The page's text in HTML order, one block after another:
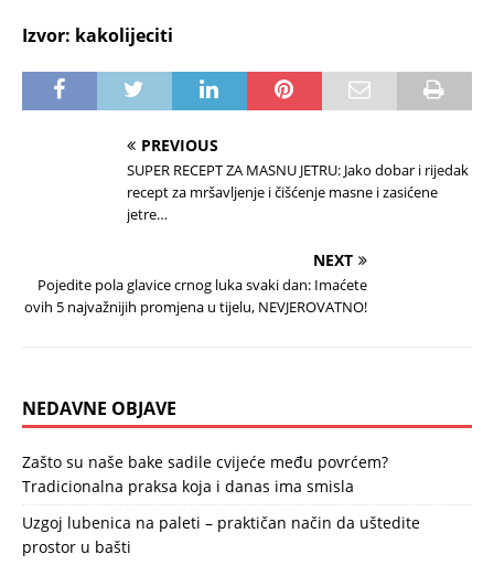
Izvor: kakolijeciti
PREVIOUS
SUPER RECEPT ZA MASNU JETRU: Jako dobar i rijedak
recept za mršavljenje i čišćenje masne i zasićene
jetre…
NEXT
Pojedite pola glavice crnog luka svaki dan: Imaćete
ovih 5 najvažnijih promjena u tijelu, NEVJEROVATNO!
NEDAVNE OBJAVE
Zašto su naše bake sadile cvijeće među povrćem?
Tradicionalna praksa koja i danas ima smisla
Uzgoj lubenica na paleti – praktičan način da uštedite
prostor u bašti